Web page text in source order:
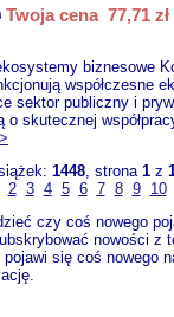
Twoja cena 77,71 zł
biznesowe
współczesne
sektor publiczny i
o skutecznej
1448, strona 1z
2 3 4 5 6 7 8 9
10
czy coś nowego
nowości z
się coś nowego